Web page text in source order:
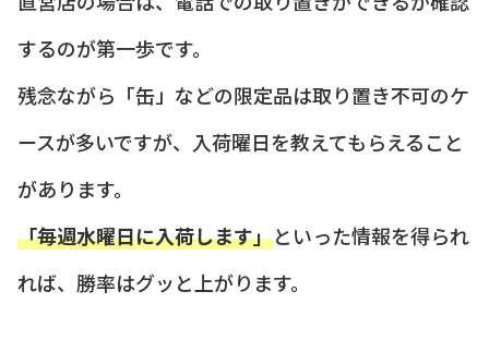
するのが第一歩です。
残念ながら「缶」などの限定品は取り置き不可のケ
ースが多いですが、入荷曜日を教えてもらえること
があります。
「毎週水曜日に入荷します」といった情報を得られ
れば、勝率はグッと上がります。